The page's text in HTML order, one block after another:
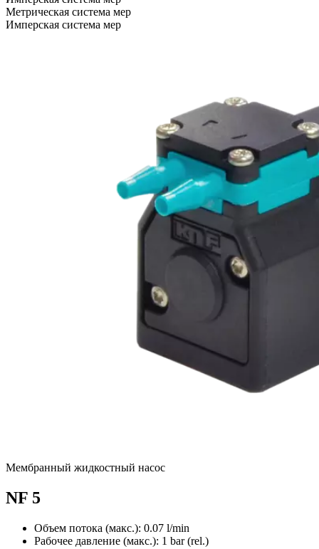
Метрическая система мер
Имперская система мер
Мембранный жидкостный насос
NF 5
Объем потока (макс.): 0.07 l/min
Рабочее давление (макс.): 1 bar (rel.)